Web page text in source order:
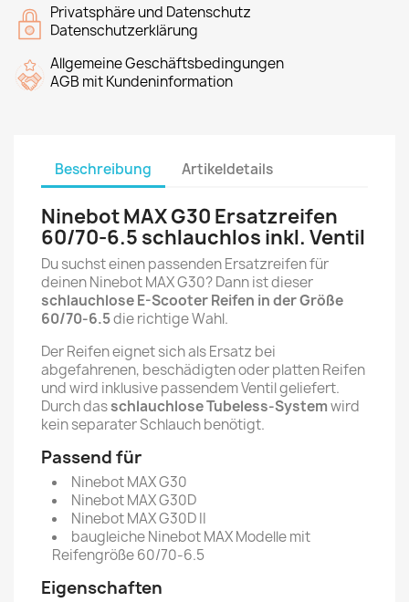
Privatsphäre und Datenschutz
Datenschutzerklärung
Allgemeine Geschäftsbedingungen
AGB mit Kundeninformation
Beschreibung Artikeldetails
Ninebot MAX G30 Ersatzreifen
60/70-6.5 schlauchlos inkl. Ventil
Du suchst einen passenden Ersatzreifen für
deinen Ninebot MAX G30? Dann ist dieser
schlauchlose E-Scooter Reifen in der Größe
60/70-6.5die richtige Wahl.
Der Reifen eignet sich als Ersatz bei
abgefahrenen, beschädigten oder platten Reifen
und wird inklusive passendem Ventil geliefert.
Durch dasschlauchlose Tubeless-Systemwird
kein separater Schlauch benötigt.
Passend für
Ninebot MAX G30
Ninebot MAX G30D
Ninebot MAX G30D II
baugleiche Ninebot MAX Modelle mit
Reifengröße 60/70-6.5
Eigenschaften